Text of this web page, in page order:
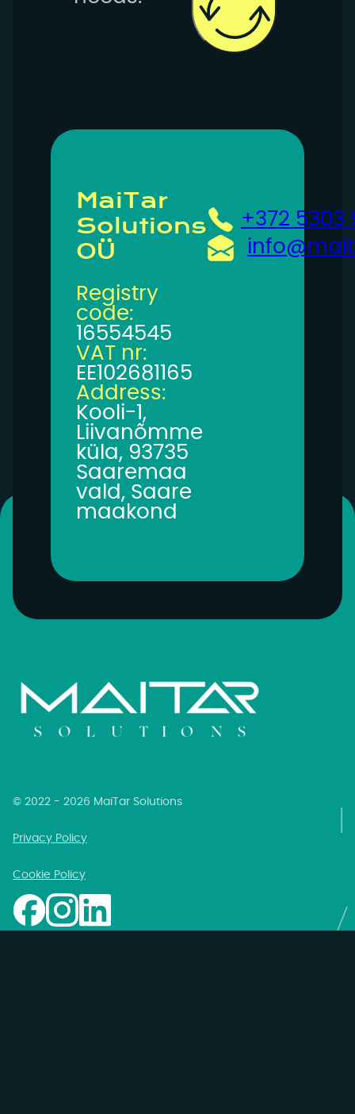
MaiTar
Solutions
OÜ
Registry
code:
16554545
VAT nr:
EE102681165
Address:
Kooli-1,
Liivanõmme
küla, 93735
Saaremaa
vald, Saare
maakond
+372 5303
© 2022 - 2026 MaiTar Solutions
Privacy Policy
Cookie Policy